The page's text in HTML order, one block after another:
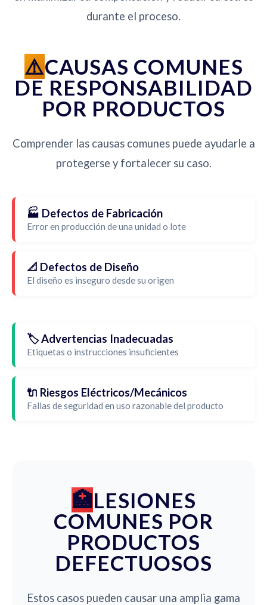
durante el proceso.
CAUSAS COMUNES
DE RESPONSABILIDAD
POR PRODUCTOS
Comprender las causas comunes puede ayudarle a
protegerse y fortalecer su caso.
🏭 Defectos de Fabricación
Error en producción de una unidad o lote
📐 Defectos de Diseño
El diseño es inseguro desde su origen
🏷️ Advertencias Inadecuadas
Etiquetas o instrucciones insuficientes
🔌 Riesgos Eléctricos/Mecánicos
Fallas de seguridad en uso razonable del producto
LESIONES
COMUNES POR
PRODUCTOS
DEFECTUOSOS
Estos casos pueden causar una amplia gama